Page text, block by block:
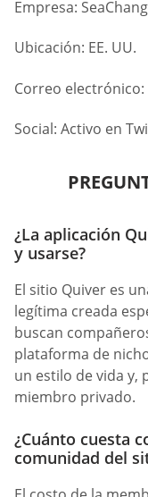
Empresa:
Ubicación: EE. UU.
Correo electrónico:
Social: Activo en
¿La aplicación
y usarse?
El sitio Quiver es
legítima creada
buscan
plataforma de
un estilo de vida y,
miembro privado.
¿Cuánto cuesta
comunidad del